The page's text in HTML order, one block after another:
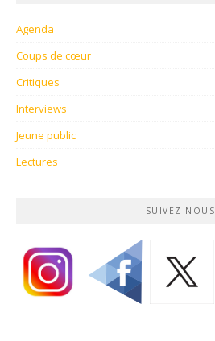
Agenda
Coups de cœur
Critiques
Interviews
Jeune public
Lectures
SUIVEZ-NOUS